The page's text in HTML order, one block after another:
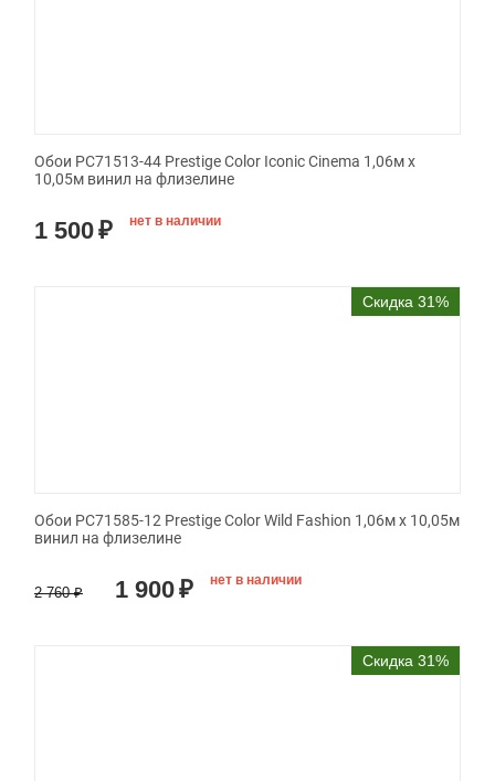
Обои PC71513-44 Prestige Color Iconic Cinema 1,06м х
10,05м винил на флизелине
1 500₽ нет в наличии
Скидка 31%
Обои PC71585-12 Prestige Color Wild Fashion 1,06м х 10,05м
винил на флизелине
2 760 ₽ 1 900₽ нет в наличии
Скидка 31%